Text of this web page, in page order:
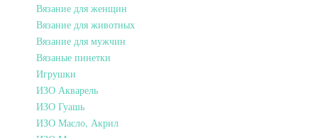
Вязание для женщин
Вязание для животных
Вязание для мужчин
Вязаные пинетки
Игрушки
ИЗО Акварель
ИЗО Гуашь
ИЗО Масло, Акрил